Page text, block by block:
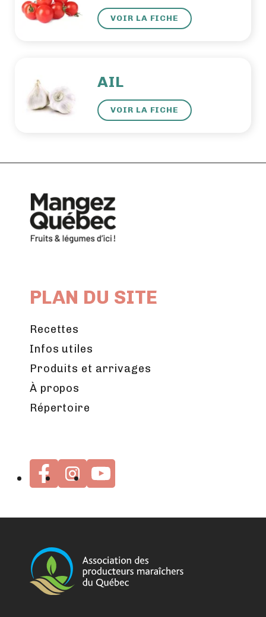
VOIR LA FICHE
AIL
VOIR LA FICHE
PLAN DU SITE
Recettes
Infos utiles
Produits et arrivages
À propos
Répertoire